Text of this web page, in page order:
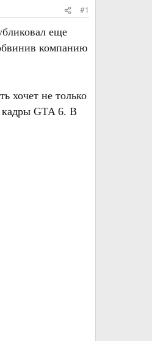
#1
еще
компанию
хочет не только
кадры GTA 6. В